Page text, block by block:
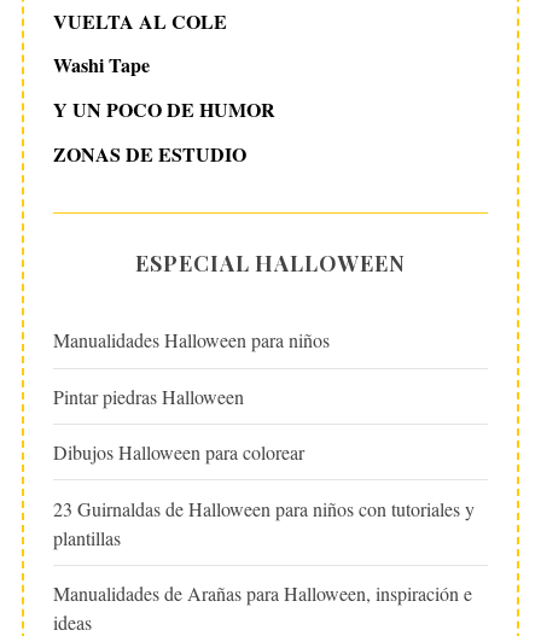
VUELTA AL COLE
Washi Tape
Y UN POCO DE HUMOR
ZONAS DE ESTUDIO
ESPECIAL HALLOWEEN
Manualidades Halloween para niños
Pintar piedras Halloween
Dibujos Halloween para colorear
23 Guirnaldas de Halloween para niños con tutoriales y
plantillas
Manualidades de Arañas para Halloween, inspiración e
ideas